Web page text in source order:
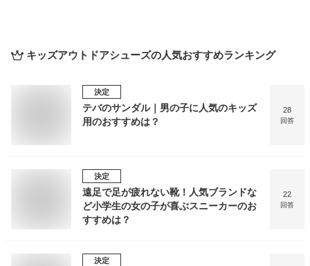
キッズアウトドアシューズの人気おすすめランキング
決定
テバのサンダル｜男の子に人気のキッズ
用のおすすめは？
28
回答
決定
遠足で足が疲れない靴！人気ブランドな
ど小学生の女の子が喜ぶスニーカーのお
すすめは？
22
回答
決定